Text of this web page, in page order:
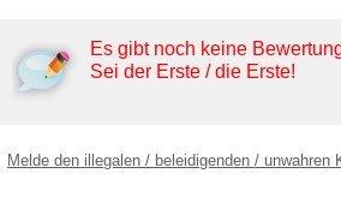
Es gibt noch keine
Sei der Erste / die Erste!
Melde den illegalen / beleidigenden / unwahren